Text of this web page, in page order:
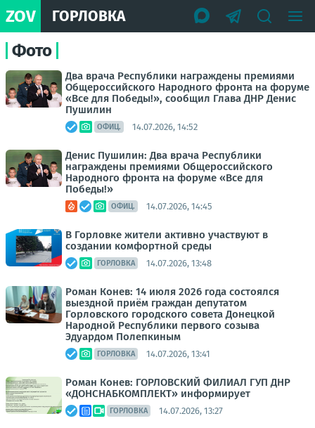
ZOV ГОРЛОВКА
Фото
Два врача Республики награждены премиями
Общероссийского Народного фронта на форуме
«Все для Победы!», сообщил Глава ДНР Денис
Пушилин
ОФИЦ. 14.07.2026, 14:52
Денис Пушилин: Два врача Республики
награждены премиями Общероссийского
Народного фронта на форуме «Все для
Победы!»
ОФИЦ. 14.07.2026, 14:45
В Горловке жители активно участвуют в
создании комфортной среды
ГОРЛОВКА 14.07.2026, 13:48
Роман Конев: 14 июля 2026 года состоялся
выездной приём граждан депутатом
Горловского городского совета Донецкой
Народной Республики первого созыва
Эдуардом Полепкиным
ГОРЛОВКА 14.07.2026, 13:41
Роман Конев: ГОРЛОВСКИЙ ФИЛИАЛ ГУП ДНР
«ДОНСНАБКОМПЛЕКТ» информирует
ГОРЛОВКА 14.07.2026, 13:27